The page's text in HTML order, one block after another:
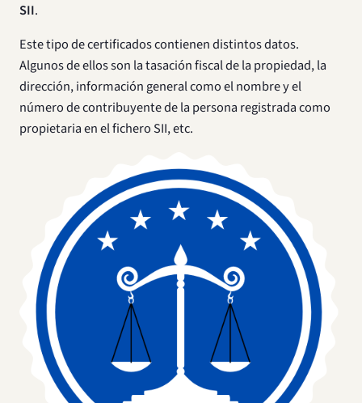
SII.
Este tipo de certificados contienen distintos datos.
Algunos de ellos son la tasación fiscal de la propiedad, la
dirección, información general como el nombre y el
número de contribuyente de la persona registrada como
propietaria en el fichero SII, etc.